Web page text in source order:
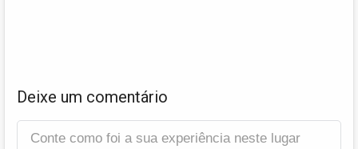
Deixe um comentário